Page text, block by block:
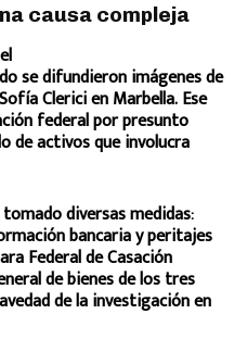
causa compleja
se difundieron imágenes de
Clerici en Marbella. Ese
federal por presunto
de activos que involucra
diversas medidas:
bancaria y peritajes
Federal de Casación
de bienes de los tres
de la investigación en